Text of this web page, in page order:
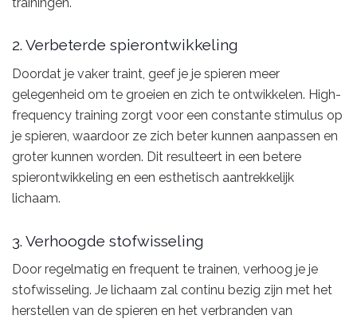
2. Verbeterde spierontwikkeling
Doordat je vaker traint, geef je je spieren meer
gelegenheid om te groeien en zich te ontwikkelen. High-
frequency training zorgt voor een constante stimulus op
je spieren, waardoor ze zich beter kunnen aanpassen en
groter kunnen worden. Dit resulteert in een betere
spierontwikkeling en een esthetisch aantrekkelijk
lichaam.
3. Verhoogde stofwisseling
Door regelmatig en frequent te trainen, verhoog je je
stofwisseling. Je lichaam zal continu bezig zijn met het
herstellen van de spieren en het verbranden van